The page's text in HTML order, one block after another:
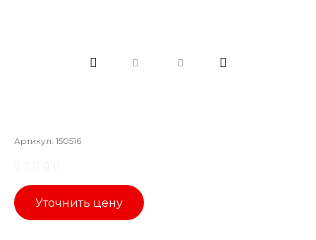
Артикул: 150516
Уточнить цену